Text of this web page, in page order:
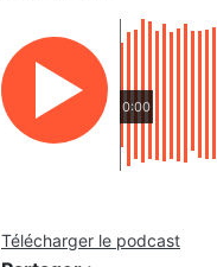
0:00
Télécharger le podcast